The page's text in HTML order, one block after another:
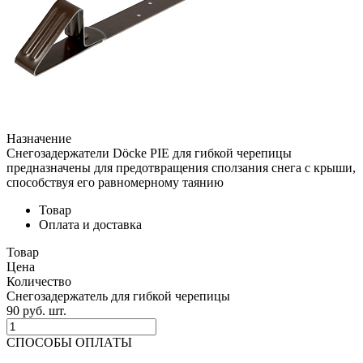
Назначение
Снегозадержатели Döcke PIE для гибкой черепицы
предназначены для предотвращения сползания снега с крыши,
способствуя его равномерному таянию
Товар
Оплата и доставка
Товар
Цена
Количество
Снегозадержатель для гибкой черепицы
90 pуб. шт.
СПОСОБЫ ОПЛАТЫ